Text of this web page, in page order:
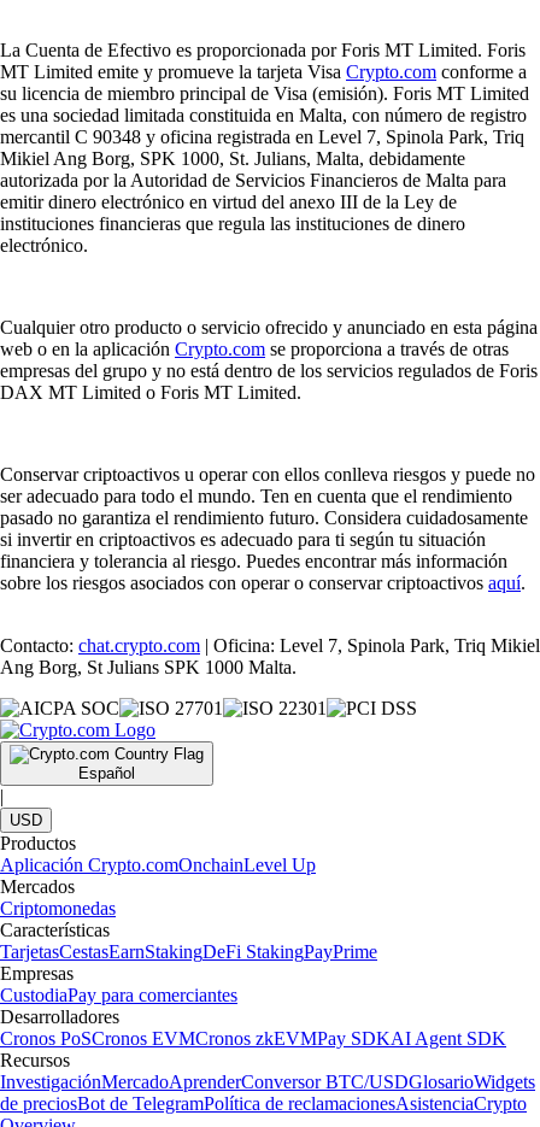
La Cuenta de Efectivo es proporcionada por Foris MT Limited. Foris
MT Limited emite y promueve la tarjeta Visa Crypto.com conforme a
su licencia de miembro principal de Visa (emisión). Foris MT Limited
es una sociedad limitada constituida en Malta, con número de registro
mercantil C 90348 y oficina registrada en Level 7, Spinola Park, Triq
Mikiel Ang Borg, SPK 1000, St. Julians, Malta, debidamente
autorizada por la Autoridad de Servicios Financieros de Malta para
emitir dinero electrónico en virtud del anexo III de la Ley de
instituciones financieras que regula las instituciones de dinero
electrónico.
Cualquier otro producto o servicio ofrecido y anunciado en esta página
web o en la aplicación Crypto.com se proporciona a través de otras
empresas del grupo y no está dentro de los servicios regulados de Foris
DAX MT Limited o Foris MT Limited.
Conservar criptoactivos u operar con ellos conlleva riesgos y puede no
ser adecuado para todo el mundo. Ten en cuenta que el rendimiento
pasado no garantiza el rendimiento futuro. Considera cuidadosamente
si invertir en criptoactivos es adecuado para ti según tu situación
financiera y tolerancia al riesgo. Puedes encontrar más información
sobre los riesgos asociados con operar o conservar criptoactivos aquí.
Contacto: chat.crypto.com | Oficina: Level 7, Spinola Park, Triq Mikiel
Ang Borg, St Julians SPK 1000 Malta.
Español
|
USD
Productos
Aplicación Crypto.comOnchainLevel Up
Mercados
Criptomonedas
Características
TarjetasCestasEarnStakingDeFi StakingPayPrime
Empresas
CustodiaPay para comerciantes
Desarrolladores
Cronos PoSCronos EVMCronos zkEVMPay SDKAI Agent SDK
Recursos
InvestigaciónMercadoAprenderConversor BTC/USDGlosarioWidgets
de preciosBot de TelegramPolítica de reclamacionesAsistenciaCrypto